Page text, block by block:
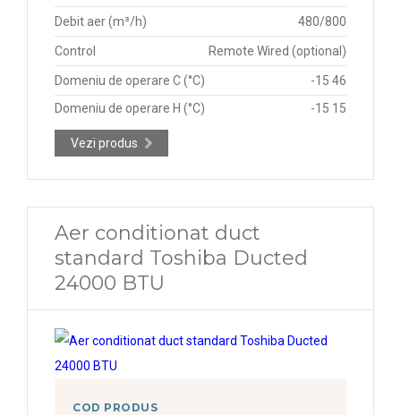
Debit aer (m³/h) 480/800
Control Remote Wired (optional)
Domeniu de operare C (°C)
-15 46
Domeniu de operare H (°C)
-15 15
Vezi produs
Aer conditionat duct
standard Toshiba Ducted
24000 BTU
COD PRODUS